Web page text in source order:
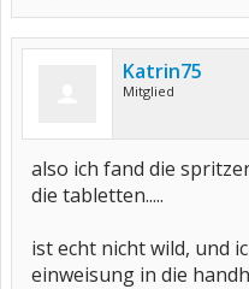
Katrin75
Mitglied
also ich fand die
die tabletten.....
ist echt nicht wild, und
einweisung in die